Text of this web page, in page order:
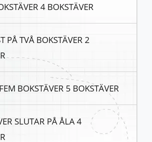
4 BOKSTÄVER
PÅ TVÅ BOKSTÄVER 2
BOKSTÄVER 5 BOKSTÄVER
SLUTAR PÅ ÅLA 4